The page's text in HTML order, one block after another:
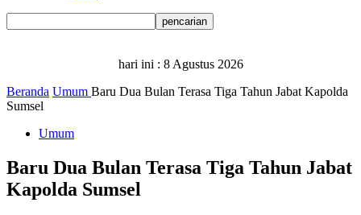
hari ini : 8 Agustus 2026
Beranda Umum Baru Dua Bulan Terasa Tiga Tahun Jabat Kapolda
Sumsel
Umum
Baru Dua Bulan Terasa Tiga Tahun Jabat
Kapolda Sumsel